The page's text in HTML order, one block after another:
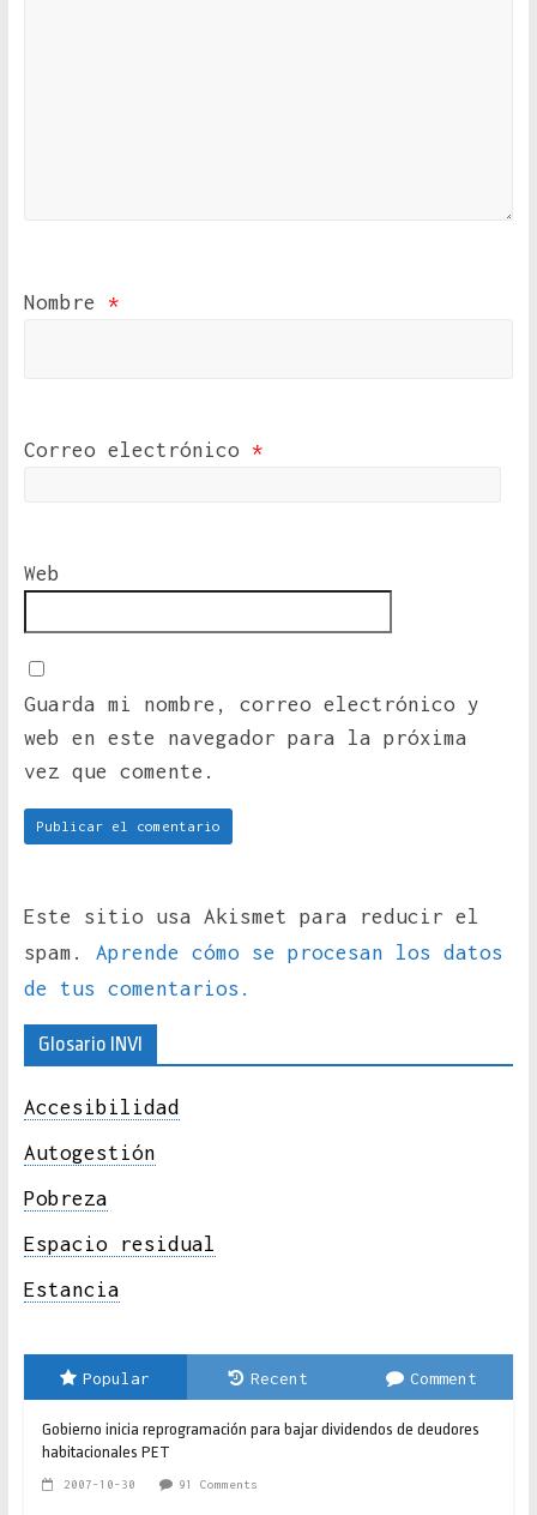
Nombre *
Correo electrónico *
Web
Guarda mi nombre, correo electrónico y
web en este navegador para la próxima
vez que comente.
Este sitio usa Akismet para reducir el
spam. Aprende cómo se procesan los datos
de tus comentarios.
Glosario INVI
Accesibilidad
Autogestión
Pobreza
Espacio residual
Estancia
Popular Recent Comment
Gobierno inicia reprogramación para bajar dividendos de deudores
habitacionales PET
2007-10-30 91 Comments